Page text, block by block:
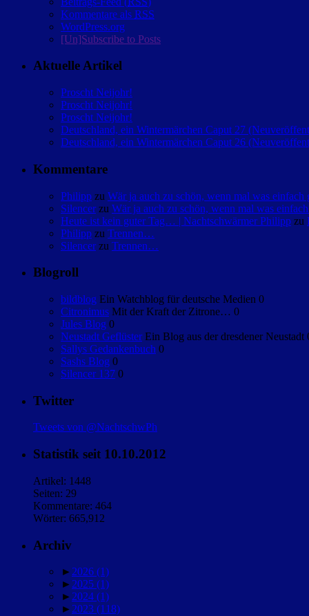
Kommentare als RSS
WordPress.org
[Un]Subscribe to Posts
Aktuelle Artikel
Proscht Neijohr!
Proscht Neijohr!
Proscht Neijohr!
Deutschland, ein Wintermärchen Caput 27
Deutschland, ein Wintermärchen Caput 26
Kommentare
Philipp zu Wär ja auch zu schön, wenn mal was
Silencer zu Wär ja auch zu schön, wenn mal was
Heute ist kein guter Tag… | Nachtschwärmer Philipp zu
Philipp zu Trennen…
Silencer zu Trennen…
Blogroll
bildblog Ein Watchblog für deutsche Medien 0
Citronimus Mit der Kraft der Zitrone… 0
Jules Blog 0
Neustadt Geflüster Ein Blog aus der dresdener Neustadt
Sallys Gedankenbuch 0
Sashs Blog 0
Silencer 137 0
Twitter
Tweets von @NachtschwPh
Statistik seit 10.10.2012
Artikel: 1448
Seiten: 29
Kommentare: 464
Wörter: 665,912
Archiv
► 2026 (1)
► 2025 (1)
► 2024 (1)
► 2023 (118)